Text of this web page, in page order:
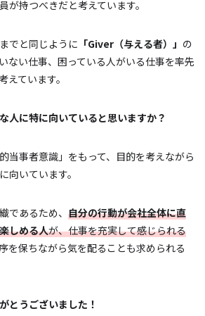
が持つべきだと考えています。
でと同じように 「Giver（与える者）」 の
ない仕事、困っている人がいる仕事を率先
えています。
な人に特に向いていると思いますか？
当事者意識」をもって、目的を考えながら
向いています。
であるため、 自分の行動が会社全体に直
しめる人が、仕事を充実して感じられる
を保ちながら気を配ることも求められる
がとうございました！